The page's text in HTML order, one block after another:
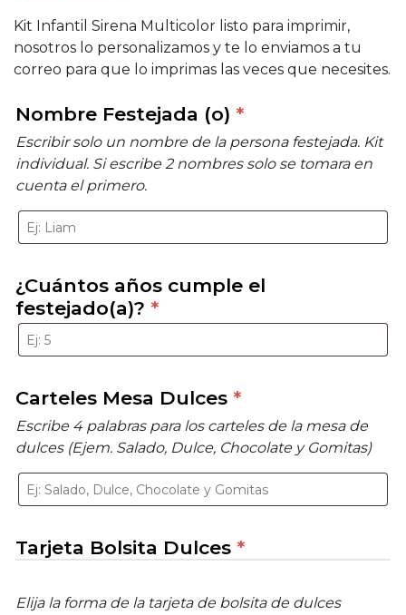
Kit Infantil Sirena Multicolor listo para imprimir,
nosotros lo personalizamos y te lo enviamos a tu
correo para que lo imprimas las veces que necesites.
Nombre Festejada (o) *
Escribir solo un nombre de la persona festejada. Kit
individual. Si escribe 2 nombres solo se tomara en
cuenta el primero.
¿Cuántos años cumple el
festejado(a)? *
Carteles Mesa Dulces *
Escribe 4 palabras para los carteles de la mesa de
dulces (Ejem. Salado, Dulce, Chocolate y Gomitas)
Tarjeta Bolsita Dulces *
Elija la forma de la tarjeta de bolsita de dulces